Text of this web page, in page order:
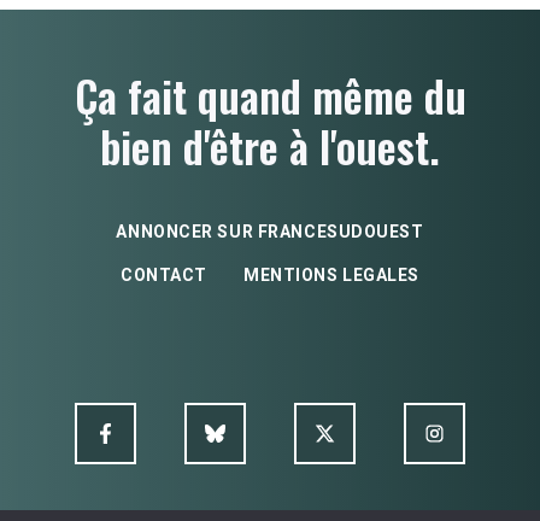
Ça fait quand même du
bien d'être à l'ouest.
ANNONCER SUR FRANCESUDOUEST
CONTACT MENTIONS LEGALES